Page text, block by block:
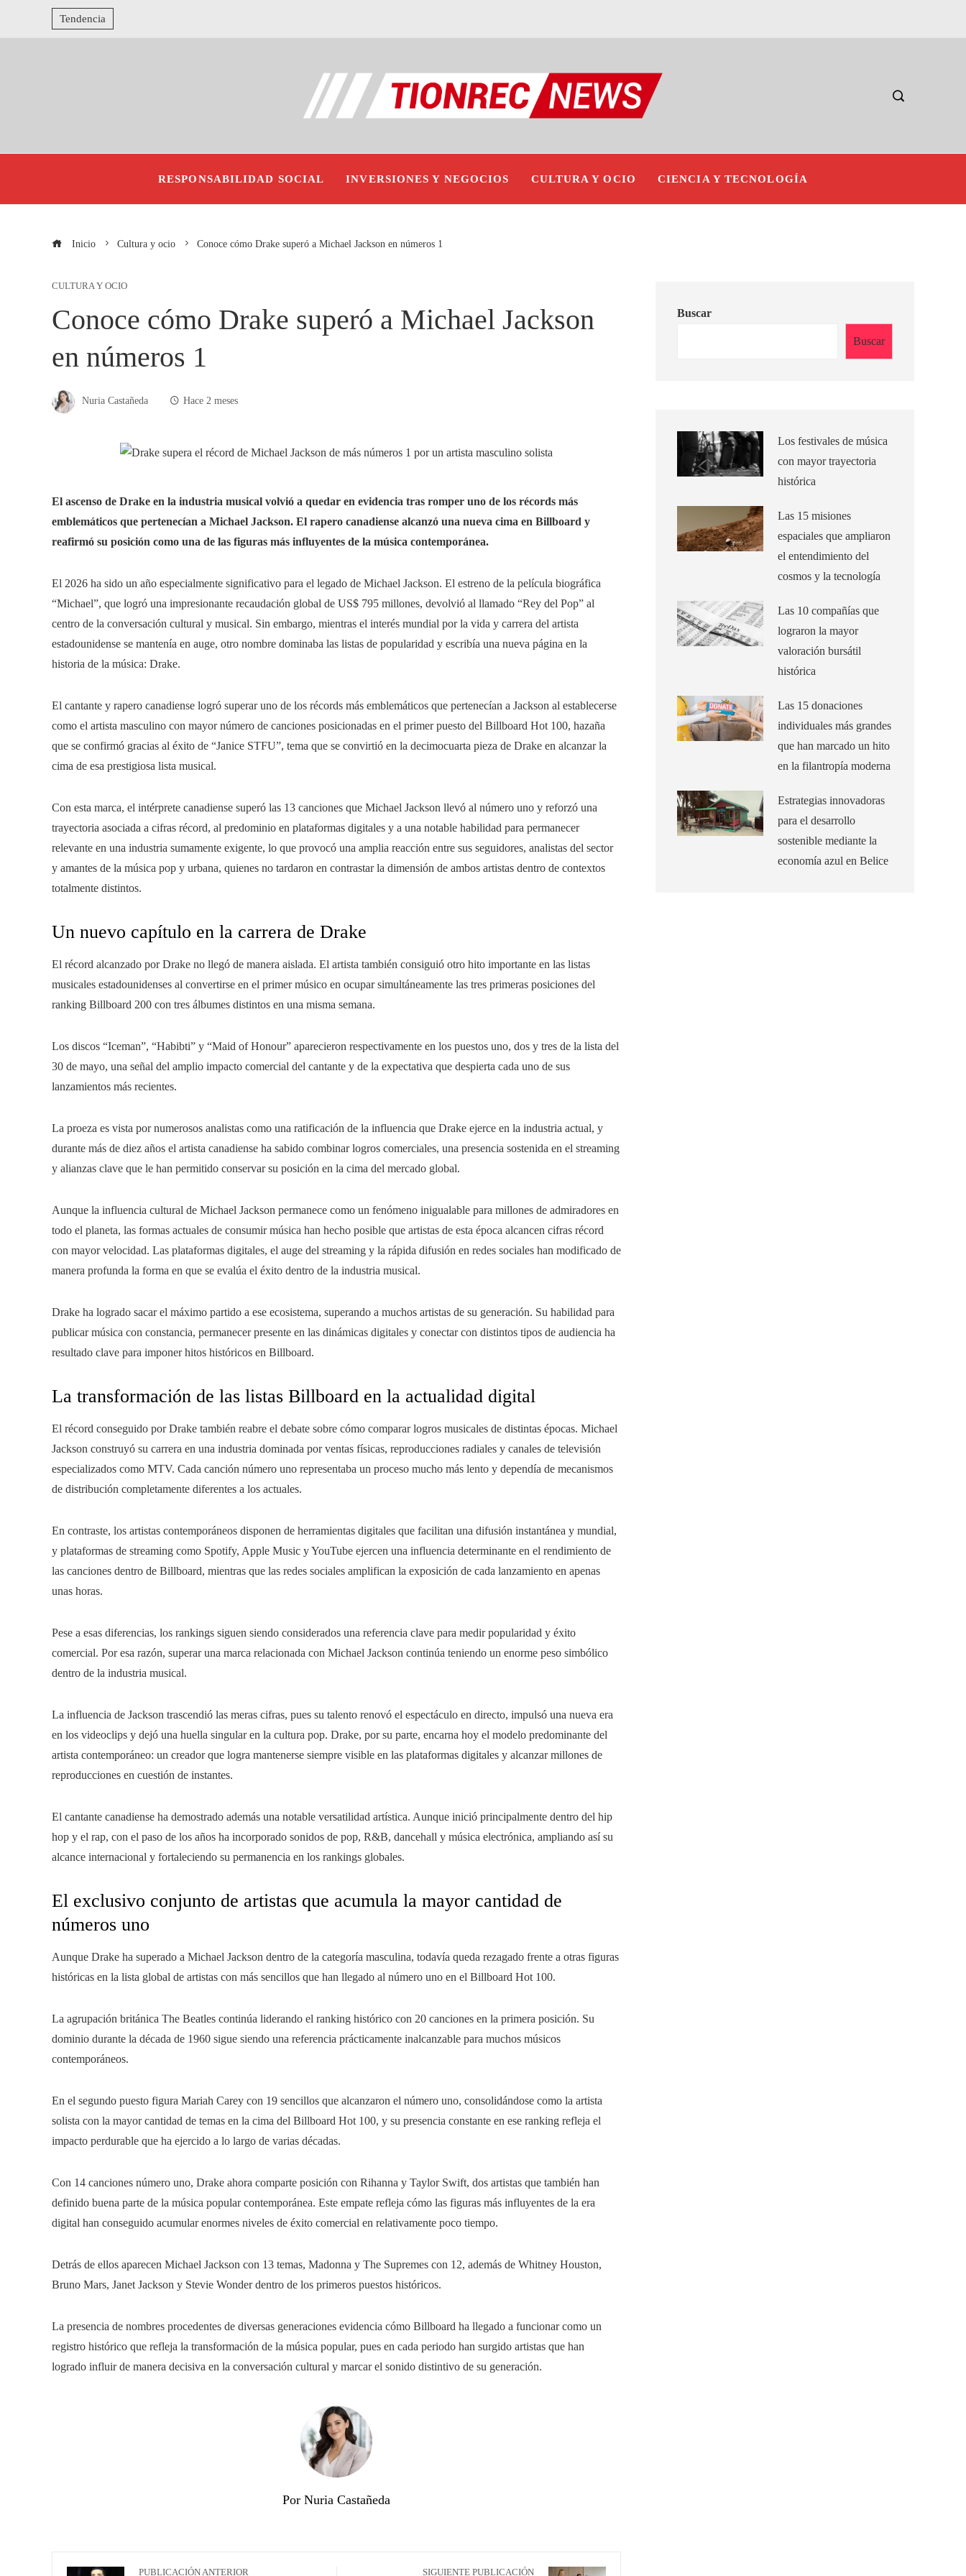
Tendencia
RESPONSABILIDAD SOCIAL INVERSIONES Y NEGOCIOS CULTURA Y OCIO CIENCIA Y TECNOLOGÍA
Inicio Cultura y ocio Conoce cómo Drake superó a Michael Jackson en números 1
CULTURA Y OCIO
Conoce cómo Drake superó a Michael Jackson
en números 1
Nuria Castañeda Hace 2 meses
El ascenso de Drake en la industria musical volvió a quedar en evidencia tras romper uno de los récords más
emblemáticos que pertenecían a Michael Jackson. El rapero canadiense alcanzó una nueva cima en Billboard y
reafirmó su posición como una de las figuras más influyentes de la música contemporánea.
El 2026 ha sido un año especialmente significativo para el legado de Michael Jackson. El estreno de la película biográfica
“Michael”, que logró una impresionante recaudación global de US$ 795 millones, devolvió al llamado “Rey del Pop” al
centro de la conversación cultural y musical. Sin embargo, mientras el interés mundial por la vida y carrera del artista
estadounidense se mantenía en auge, otro nombre dominaba las listas de popularidad y escribía una nueva página en la
historia de la música: Drake.
El cantante y rapero canadiense logró superar uno de los récords más emblemáticos que pertenecían a Jackson al establecerse
como el artista masculino con mayor número de canciones posicionadas en el primer puesto del Billboard Hot 100, hazaña
que se confirmó gracias al éxito de “Janice STFU”, tema que se convirtió en la decimocuarta pieza de Drake en alcanzar la
cima de esa prestigiosa lista musical.
Con esta marca, el intérprete canadiense superó las 13 canciones que Michael Jackson llevó al número uno y reforzó una
trayectoria asociada a cifras récord, al predominio en plataformas digitales y a una notable habilidad para permanecer
relevante en una industria sumamente exigente, lo que provocó una amplia reacción entre sus seguidores, analistas del sector
y amantes de la música pop y urbana, quienes no tardaron en contrastar la dimensión de ambos artistas dentro de contextos
totalmente distintos.
Un nuevo capítulo en la carrera de Drake
El récord alcanzado por Drake no llegó de manera aislada. El artista también consiguió otro hito importante en las listas
musicales estadounidenses al convertirse en el primer músico en ocupar simultáneamente las tres primeras posiciones del
ranking Billboard 200 con tres álbumes distintos en una misma semana.
Los discos “Iceman”, “Habibti” y “Maid of Honour” aparecieron respectivamente en los puestos uno, dos y tres de la lista del
30 de mayo, una señal del amplio impacto comercial del cantante y de la expectativa que despierta cada uno de sus
lanzamientos más recientes.
La proeza es vista por numerosos analistas como una ratificación de la influencia que Drake ejerce en la industria actual, y
durante más de diez años el artista canadiense ha sabido combinar logros comerciales, una presencia sostenida en el streaming
y alianzas clave que le han permitido conservar su posición en la cima del mercado global.
Aunque la influencia cultural de Michael Jackson permanece como un fenómeno inigualable para millones de admiradores en
todo el planeta, las formas actuales de consumir música han hecho posible que artistas de esta época alcancen cifras récord
con mayor velocidad. Las plataformas digitales, el auge del streaming y la rápida difusión en redes sociales han modificado de
manera profunda la forma en que se evalúa el éxito dentro de la industria musical.
Drake ha logrado sacar el máximo partido a ese ecosistema, superando a muchos artistas de su generación. Su habilidad para
publicar música con constancia, permanecer presente en las dinámicas digitales y conectar con distintos tipos de audiencia ha
resultado clave para imponer hitos históricos en Billboard.
La transformación de las listas Billboard en la actualidad digital
El récord conseguido por Drake también reabre el debate sobre cómo comparar logros musicales de distintas épocas. Michael
Jackson construyó su carrera en una industria dominada por ventas físicas, reproducciones radiales y canales de televisión
especializados como MTV. Cada canción número uno representaba un proceso mucho más lento y dependía de mecanismos
de distribución completamente diferentes a los actuales.
En contraste, los artistas contemporáneos disponen de herramientas digitales que facilitan una difusión instantánea y mundial,
y plataformas de streaming como Spotify, Apple Music y YouTube ejercen una influencia determinante en el rendimiento de
las canciones dentro de Billboard, mientras que las redes sociales amplifican la exposición de cada lanzamiento en apenas
unas horas.
Pese a esas diferencias, los rankings siguen siendo considerados una referencia clave para medir popularidad y éxito
comercial. Por esa razón, superar una marca relacionada con Michael Jackson continúa teniendo un enorme peso simbólico
dentro de la industria musical.
La influencia de Jackson trascendió las meras cifras, pues su talento renovó el espectáculo en directo, impulsó una nueva era
en los videoclips y dejó una huella singular en la cultura pop. Drake, por su parte, encarna hoy el modelo predominante del
artista contemporáneo: un creador que logra mantenerse siempre visible en las plataformas digitales y alcanzar millones de
reproducciones en cuestión de instantes.
El cantante canadiense ha demostrado además una notable versatilidad artística. Aunque inició principalmente dentro del hip
hop y el rap, con el paso de los años ha incorporado sonidos de pop, R&B, dancehall y música electrónica, ampliando así su
alcance internacional y fortaleciendo su permanencia en los rankings globales.
El exclusivo conjunto de artistas que acumula la mayor cantidad de
números uno
Aunque Drake ha superado a Michael Jackson dentro de la categoría masculina, todavía queda rezagado frente a otras figuras
históricas en la lista global de artistas con más sencillos que han llegado al número uno en el Billboard Hot 100.
La agrupación británica The Beatles continúa liderando el ranking histórico con 20 canciones en la primera posición. Su
dominio durante la década de 1960 sigue siendo una referencia prácticamente inalcanzable para muchos músicos
contemporáneos.
En el segundo puesto figura Mariah Carey con 19 sencillos que alcanzaron el número uno, consolidándose como la artista
solista con la mayor cantidad de temas en la cima del Billboard Hot 100, y su presencia constante en ese ranking refleja el
impacto perdurable que ha ejercido a lo largo de varias décadas.
Con 14 canciones número uno, Drake ahora comparte posición con Rihanna y Taylor Swift, dos artistas que también han
definido buena parte de la música popular contemporánea. Este empate refleja cómo las figuras más influyentes de la era
digital han conseguido acumular enormes niveles de éxito comercial en relativamente poco tiempo.
Detrás de ellos aparecen Michael Jackson con 13 temas, Madonna y The Supremes con 12, además de Whitney Houston,
Bruno Mars, Janet Jackson y Stevie Wonder dentro de los primeros puestos históricos.
La presencia de nombres procedentes de diversas generaciones evidencia cómo Billboard ha llegado a funcionar como un
registro histórico que refleja la transformación de la música popular, pues en cada periodo han surgido artistas que han
logrado influir de manera decisiva en la conversación cultural y marcar el sonido distintivo de su generación.
Por Nuria Castañeda
PUBLICACIÓN ANTERIOR SIGUIENTE PUBLICACIÓN
Buscar
Buscar
Los festivales de música
con mayor trayectoria
histórica
Las 15 misiones
espaciales que ampliaron
el entendimiento del
cosmos y la tecnología
Las 10 compañías que
lograron la mayor
valoración bursátil
histórica
Las 15 donaciones
individuales más grandes
que han marcado un hito
en la filantropía moderna
Estrategias innovadoras
para el desarrollo
sostenible mediante la
economía azul en Belice